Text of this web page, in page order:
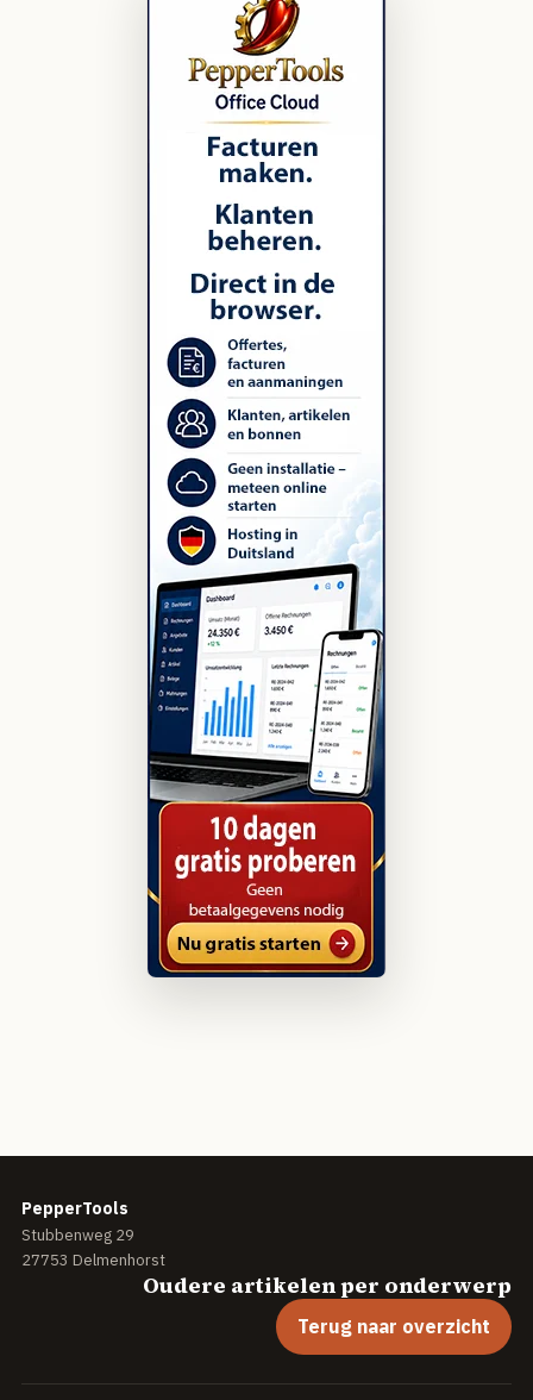
PepperTools
Stubbenweg 29
27753 Delmenhorst
Oudere artikelen per onderwerp
Terug naar overzicht